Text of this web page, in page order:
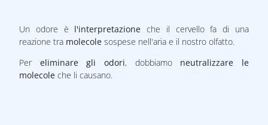
Un odore è l'interpretazione che il cervello fa di una
reazione tra molecolesospese nell'aria e il nostro olfatto.
Per eliminare gli odori, dobbiamo neutralizzare le
molecole che li causano.